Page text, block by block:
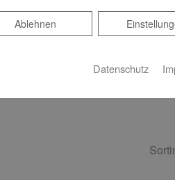
COSMO Astro Design-
Ablehnen
Ablehnen
Datenschutz